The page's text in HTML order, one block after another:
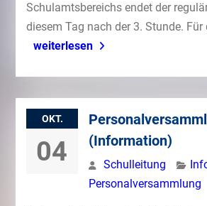
Schulamtsbereichs endet der
diesem Tag nach der 3. Stunde.
weiterlesen
OKT.
04
(Information)
Schulleitung
Personalversammlung